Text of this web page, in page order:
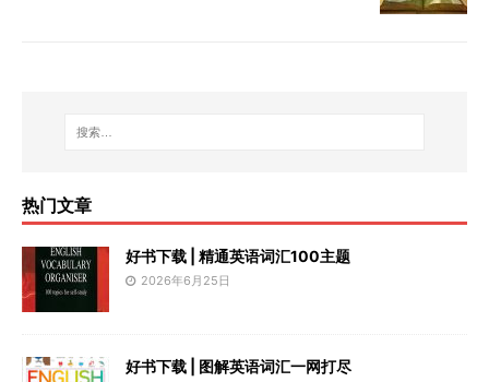
热门文章
好书下载 | 精通英语词汇100主题
2026年6月25日
好书下载 | 图解英语词汇一网打尽